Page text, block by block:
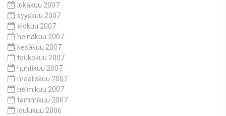
lokakuu 2007
syyskuu 2007
elokuu 2007
heinäkuu 2007
kesäkuu 2007
toukokuu 2007
huhtikuu 2007
maaliskuu 2007
helmikuu 2007
tammikuu 2007
joulukuu 2006